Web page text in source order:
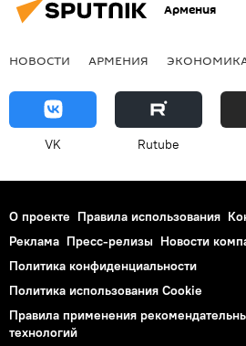
Армения
НОВОСТИ АРМЕНИЯ
VK Rutube
О проекте Правила использования
Реклама Пресс-релизы Новости
Политика конфиденциальности
Политика использования Cookie
Правила применения
технологий